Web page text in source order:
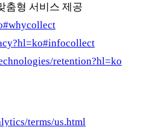
춤형 서비스 제공
retention?hl=ko
terms/us.html